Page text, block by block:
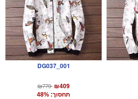
DG037_001
₪779 ₪409
תחסוך: 48%